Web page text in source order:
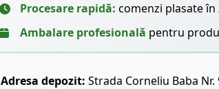
Procesare rapidă: comenzi plasate
Ambalare profesională pentru
Adresa depozit: Strada Corneliu Baba